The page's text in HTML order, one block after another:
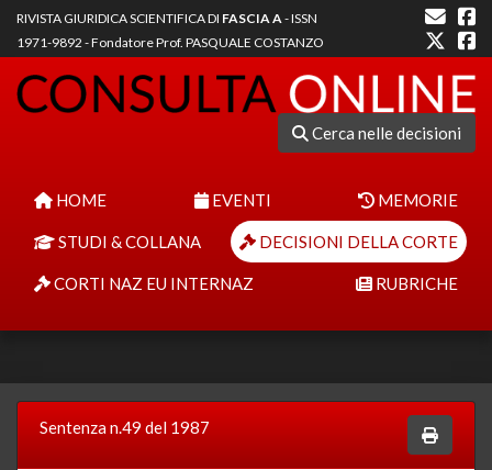
RIVISTA GIURIDICA SCIENTIFICA DI FASCIA A- ISSN
1971-9892 - Fondatore Prof. PASQUALE COSTANZO
Cerca nelle decisioni
HOME EVENTI MEMORIE
STUDI & COLLANA DECISIONI DELLA CORTE
CORTI NAZ EU INTERNAZ RUBRICHE
Sentenza n.49 del 1987